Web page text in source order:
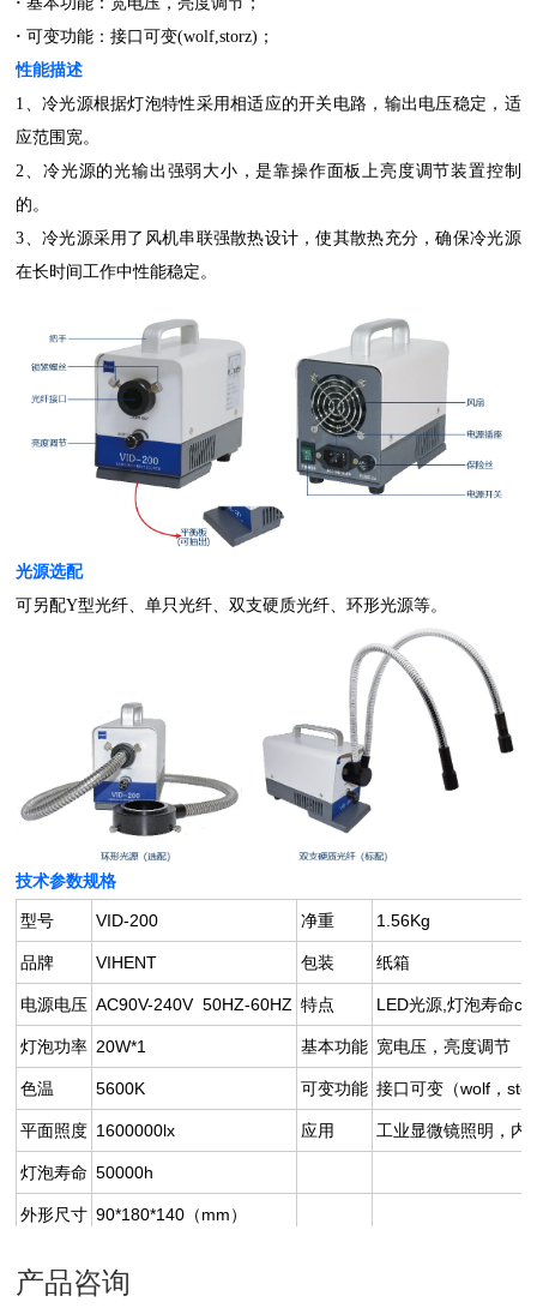
·可变功能：接口可变(wolf,storz)；
性能描述
1、冷光源根据灯泡特性采用相适应的开关电路，输出电压稳定，适
应范围宽。
2、冷光源的光输出强弱大小，是靠操作面板上亮度调节装置控制
的。
3、冷光源采用了风机串联强散热设计，使其散热充分，确保冷光源
在长时间工作中性能稳定。
光源选配
可另配Y型光纤、单只光纤、双支硬质光纤、环形光源等。
技术参数规格
型号 VID-200 净重 1.56Kg
品牌 VIHENT 包装 纸箱
电源电压 AC90V-240V 50HZ-60HZ 特点 LED光源,灯泡寿命
灯泡功率 20W*1 基本功能 宽电压，亮度调节
色温 5600K 可变功能 接口可变（wolf，
平面照度 1600000lx 应用 工业显微镜照明，内
灯泡寿命 50000h
外形尺寸 90*180*140（mm）
产品咨询